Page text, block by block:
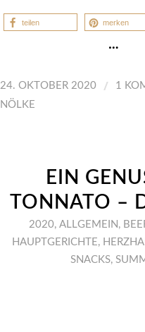
teilen merken
…
24. OKTOBER 2020 / 1
NÖLKE
EIN
TONNATO –
2020, ALLGEMEIN ,
HAUPTGERICHTE,
SNACKS,